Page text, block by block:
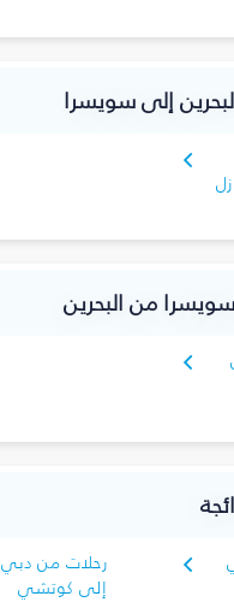
إلى سويسرا
من البحرين
رحلات من دبي
إلى كوتشي